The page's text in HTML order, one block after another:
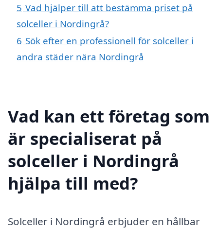
5 Vad hjälper till att bestämma priset på
solceller i Nordingrå?
6 Sök efter en professionell för solceller i
andra städer nära Nordingrå
Vad kan ett företag som
är specialiserat på
solceller i Nordingrå
hjälpa till med?
Solceller i Nordingrå erbjuder en hållbar